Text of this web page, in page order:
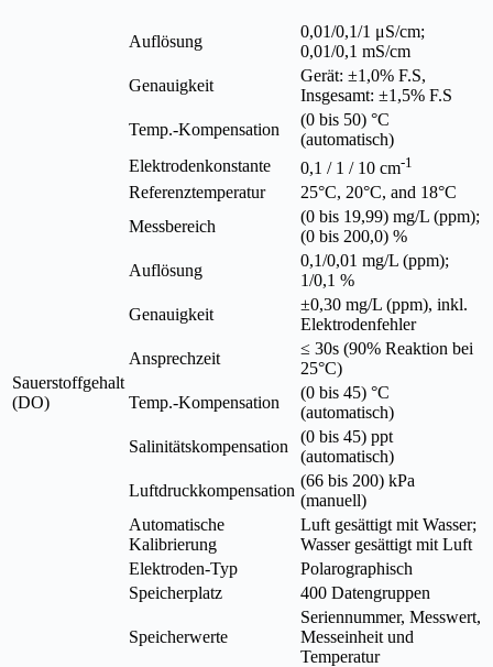
Auflösung
0,01/0,1/1 μS/cm;
0,01/0,1 mS/cm
Genauigkeit
Gerät: ±1,0% F.S,
Insgesamt: ±1,5% F.S
Temp.-Kompensation
(0 bis 50) °C
(automatisch)
Elektrodenkonstante
0,1 / 1 / 10 cm-1
Referenztemperatur 25°C, 20°C, and 18°C
Sauerstoffgehalt
(DO)
Messbereich
(0 bis 19,99) mg/L (ppm);
(0 bis 200,0) %
Auflösung
0,1/0,01 mg/L (ppm);
1/0,1 %
Genauigkeit
±0,30 mg/L (ppm), inkl.
Elektrodenfehler
Ansprechzeit
≤ 30s (90% Reaktion bei
25°C)
Temp.-Kompensation
(0 bis 45) °C
(automatisch)
Salinitätskompensation
(0 bis 45) ppt
(automatisch)
Luftdruckkompensation
(66 bis 200) kPa
(manuell)
Automatische
Kalibrierung
Luft gesättigt mit Wasser;
Wasser gesättigt mit Luft
Elektroden-Typ
Polarographisch
Speicherplatz 400 Datengruppen
Speicherwerte
Seriennummer, Messwert,
Messeinheit und
Temperatur